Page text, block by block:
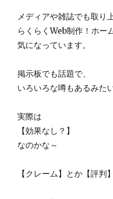
メディアや雑誌でも取り
らくらくWeb制作！ホー
気になっています。
掲示板でも話題で、
いろいろな噂もあるみた
実際は
【効果なし？】
なのかな～
【クレーム】とか【評判